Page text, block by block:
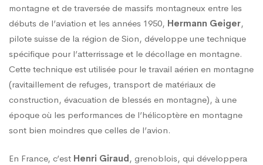
montagne et de traversée de massifs montagneux entre les
débuts de l’aviation et les années 1950, Hermann Geiger,
pilote suisse de la région de Sion, développe une technique
spécifique pour l’atterrissage et le décollage en montagne.
Cette technique est utilisée pour le travail aérien en montagne
(ravitaillement de refuges, transport de matériaux de
construction, évacuation de blessés en montagne), à une
époque où les performances de l’hélicoptère en montagne
sont bien moindres que celles de l’avion.
En France, c’est Henri Giraud, grenoblois, qui développera